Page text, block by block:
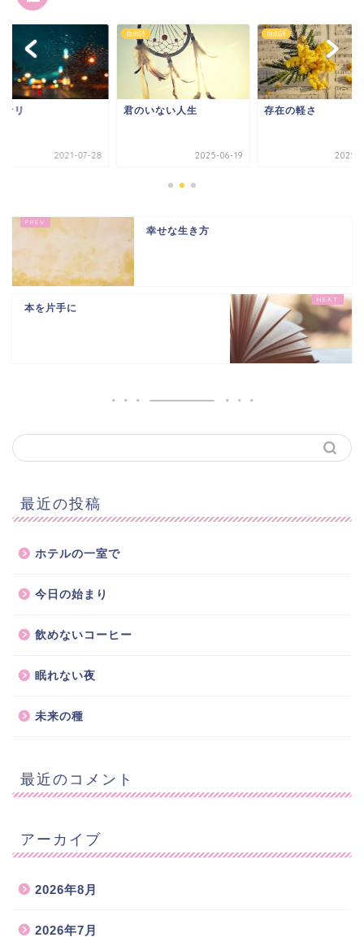
ナリ
2021-07-28
自由詩
君のいない人生
2025-06-19
自由詩
存在の軽さ
2025-
幸せな生き方
本を片手に
最近の投稿
ホテルの一室で
今日の始まり
飲めないコーヒー
眠れない夜
未来の種
最近のコメント
アーカイブ
2026年8月
2026年7月